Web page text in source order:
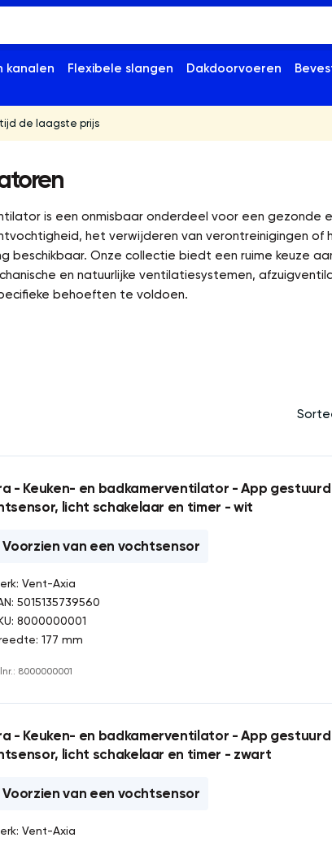
kanalen Flexibele slangen Dakdoorvoeren
de laagste prijs
is een onmisbaar onderdeel voor een
het verwijderen van verontreinigingen
beschikbaar. Onze collectie biedt een ruime keuze
en natuurlijke ventilatiesystemen,
behoeften te voldoen.
- Keuken- en badkamerventilator - App
licht schakelaar en timer - wit
Voorzien van een vochtsensor
Vent-Axia
5015135739560
8000000001
177 mm
8000000001
- Keuken- en badkamerventilator - App
licht schakelaar en timer - zwart
Voorzien van een vochtsensor
Vent-Axia